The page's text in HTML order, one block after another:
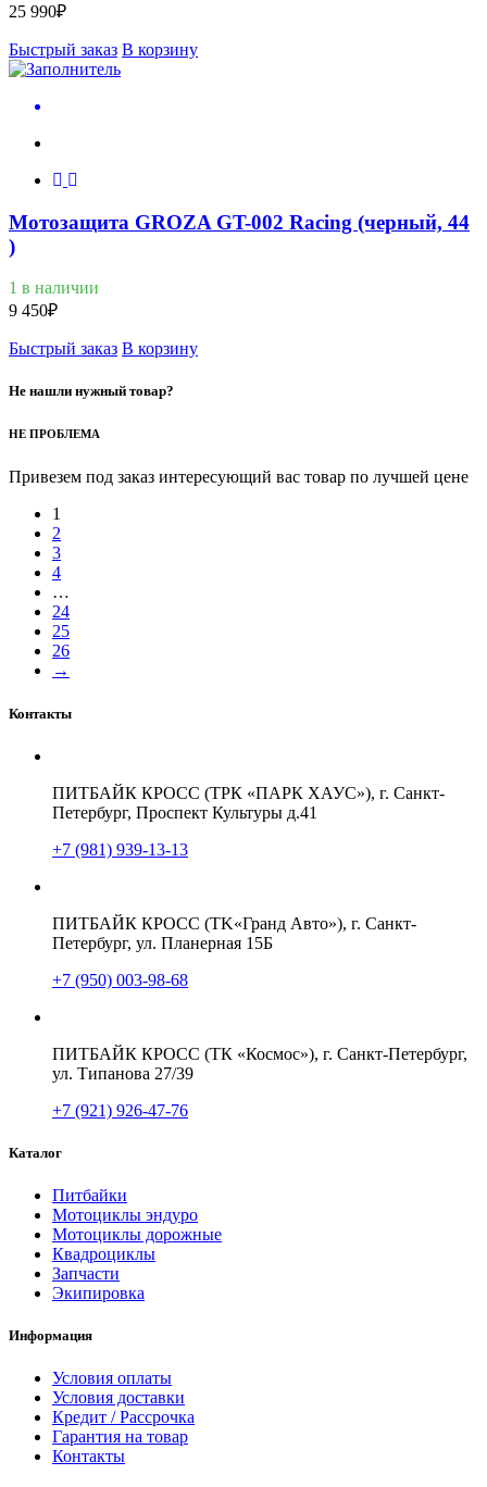
25 990₽
Быстрый заказ В корзину
Мотозащита GROZA GT-002 Racing (черный, 44
)
1 в наличии
9 450₽
Быстрый заказ В корзину
Не нашли нужный товар?
НЕ ПРОБЛЕМА
Привезем под заказ интересующий вас товар по лучшей цене
1
2
3
4
…
24
25
26
→
Контакты
ПИТБАЙК КРОСС (ТРК «ПАРК ХАУС»), г. Санкт-
Петербург, Проспект Культуры д.41
+7 (981) 939-13-13
ПИТБАЙК КРОСС (TK«Гранд Авто»), г. Санкт-
Петербург, ул. Планерная 15Б
+7 (950) 003-98-68
ПИТБАЙК КРОСС (ТК «Космос»), г. Санкт-Петербург,
ул. Типанова 27/39
+7 (921) 926-47-76
Каталог
Питбайки
Мотоциклы эндуро
Мотоциклы дорожные
Квадроциклы
Запчасти
Экипировка
Информация
Условия оплаты
Условия доставки
Кредит / Рассрочка
Гарантия на товар
Контакты